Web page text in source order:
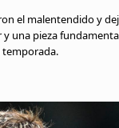
el malentendido y
una pieza
temporada.